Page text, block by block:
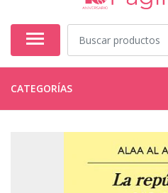
CATEGORÍAS